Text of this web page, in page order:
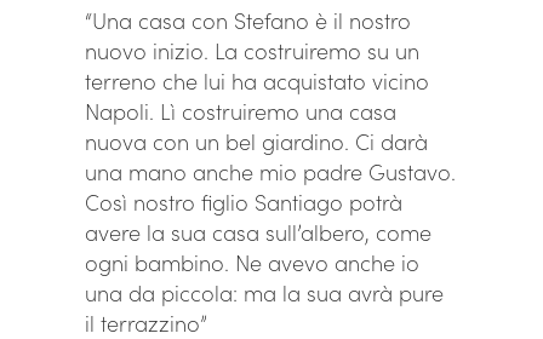
“Una casa con Stefano è il nostro
nuovo inizio. La costruiremo su un
terreno che lui ha acquistato vicino
Napoli. Lì costruiremo una casa
nuova con un bel giardino. Ci darà
una mano anche mio padre Gustavo.
Così nostro figlio Santiago potrà
avere la sua casa sull’albero, come
ogni bambino. Ne avevo anche io
una da piccola: ma la sua avrà pure
il terrazzino”